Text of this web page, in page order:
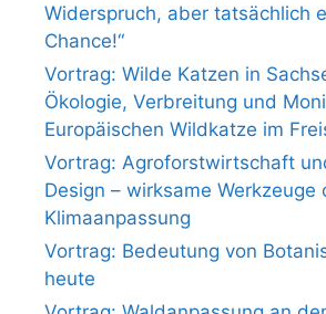
Widerspruch, aber tatsächlich
Chance!“
Vortrag: Wilde Katzen in
Ökologie, Verbreitung und
Europäischen Wildkatze im
Vortrag: Agroforstwirtschaft
Design – wirksame Werkzeuge
Klimaanpassung
Vortrag: Bedeutung von
heute